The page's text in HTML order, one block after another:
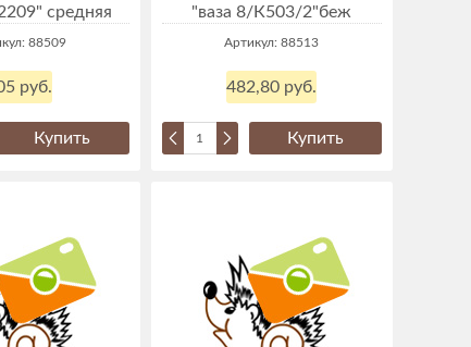
средняя
88509
руб.
Купить
"ваза 8/К503/2"беж
Артикул: 88513
482,80 руб.
Купить